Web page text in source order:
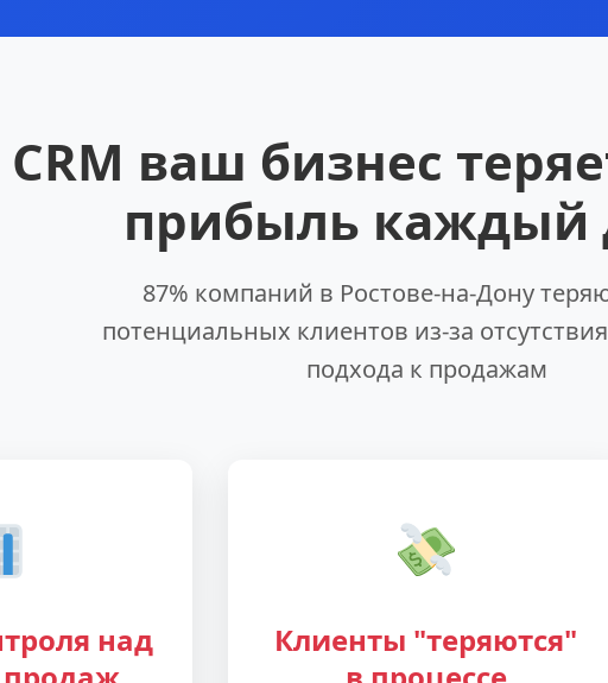
CRM ваш бизнес
прибыль каждый
87% компаний в Ростове-на-Дону
потенциальных клиентов из-за
подхода к продажам
над
Клиенты "теряются"